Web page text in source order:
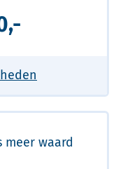
waard